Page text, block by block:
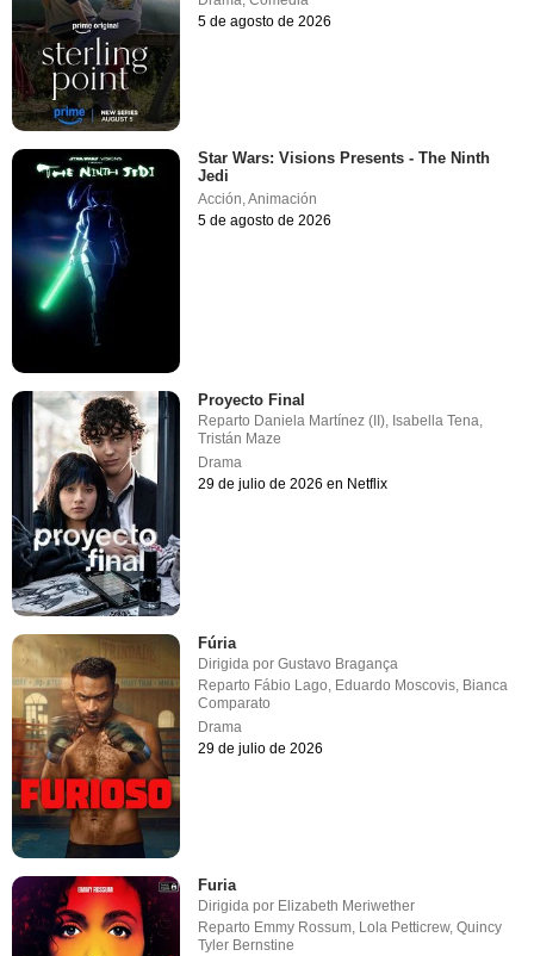
5 de agosto de 2026
Star Wars: Visions Presents - The Ninth
Jedi
Acción,Animación
5 de agosto de 2026
Proyecto Final
Reparto Daniela Martínez (II), Isabella Tena,
Tristán Maze
Drama
29 de julio de 2026 en Netflix
Fúria
Dirigida porGustavo Bragança
Reparto Fábio Lago Eduardo Moscovis Bianca
Comparato
Drama
29 de julio de 2026
Furia
Dirigida por Elizabeth Meriwether
Reparto Emmy Rossum, Lola Petticrew,Quincy
Tyler Bernstine